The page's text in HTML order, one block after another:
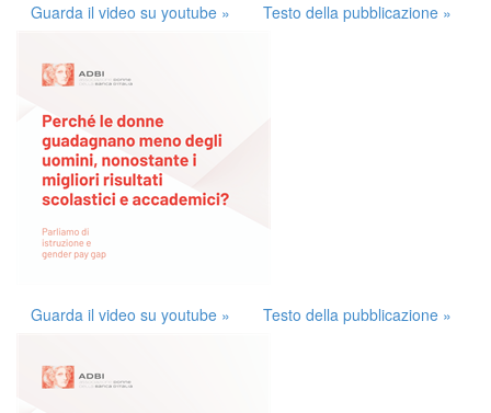
Guarda il video su youtube » Testo della pubblicazione »
Guarda il video su youtube » Testo della pubblicazione »